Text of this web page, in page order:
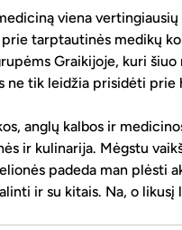
viena
tarptautinės medikų
Graikijoje, kuri
ne tik leidžia prisidėti prie
anglų kalbos ir
ir kulinarija. Mėgstu
padeda man plėsti
ir su kitais. Na, o